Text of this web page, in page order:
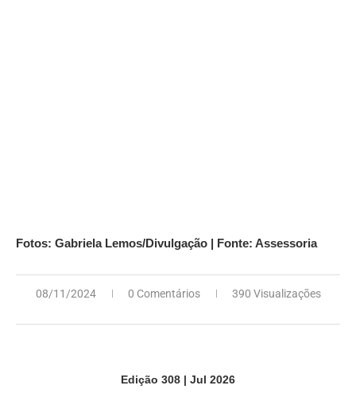
Fotos: Gabriela Lemos/Divulgação | Fonte: Assessoria
08/11/2024 0 Comentários 390 Visualizações
Edição 308 | Jul 2026